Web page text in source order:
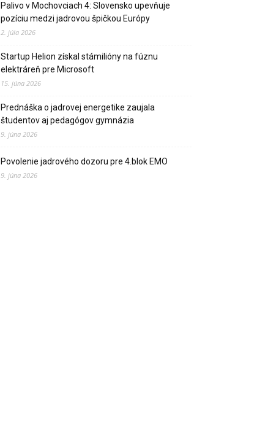
Palivo v Mochovciach 4: Slovensko upevňuje
pozíciu medzi jadrovou špičkou Európy
2. júla 2026
Startup Helion získal stámilióny na fúznu
elektráreň pre Microsoft
15. júna 2026
Prednáška o jadrovej energetike zaujala
študentov aj pedagógov gymnázia
9. júna 2026
Povolenie jadrového dozoru pre 4.blok EMO
9. júna 2026